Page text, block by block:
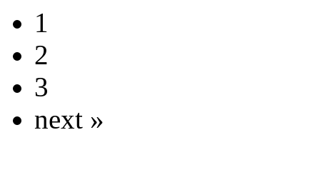
1
2
3
next »